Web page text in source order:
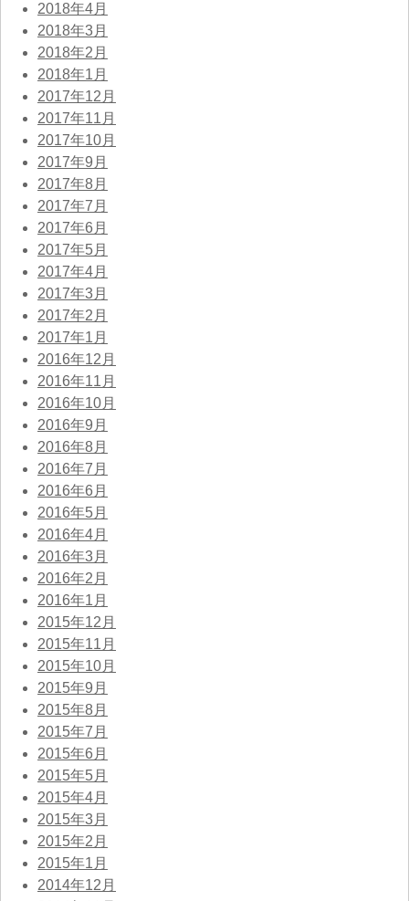
2018年4月
2018年3月
2018年2月
2018年1月
2017年12月
2017年11月
2017年10月
2017年9月
2017年8月
2017年7月
2017年6月
2017年5月
2017年4月
2017年3月
2017年2月
2017年1月
2016年12月
2016年11月
2016年10月
2016年9月
2016年8月
2016年7月
2016年6月
2016年5月
2016年4月
2016年3月
2016年2月
2016年1月
2015年12月
2015年11月
2015年10月
2015年9月
2015年8月
2015年7月
2015年6月
2015年5月
2015年4月
2015年3月
2015年2月
2015年1月
2014年12月